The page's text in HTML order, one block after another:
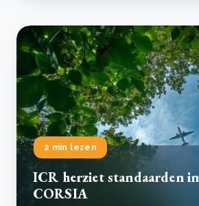
2 min lezen
ICR herziet standaarden
CORSIA